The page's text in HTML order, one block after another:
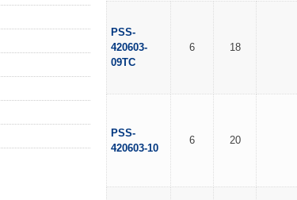
PSS-
420603-
09TC
6 18
PSS-
420603-10
6 20